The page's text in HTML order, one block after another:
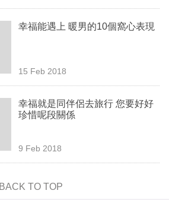
幸福能遇上 暖男的10個窩心表現
15 Feb 2018
幸福就是同伴侶去旅行 您要好好
珍惜呢段關係
9 Feb 2018
BACK TO TOP